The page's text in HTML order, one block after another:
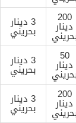
200
دينار 3 دينار
بحريني
50
دينار 3 دينار
بحريني
200
دينار 3 دينار
بحريني